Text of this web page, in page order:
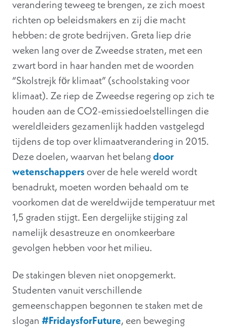
verandering teweeg te brengen, ze zich moest
richten op beleidsmakers en zij die macht
hebben: de grote bedrijven. Greta liep drie
weken lang over de Zweedse straten, met een
zwart bord in haar handen met de woorden
“Skolstrejk fӧr klimaat” (schoolstaking voor
klimaat). Ze riep de Zweedse regering op zich te
houden aan de CO2-emissiedoelstellingen die
wereldleiders gezamenlijk hadden vastgelegd
tijdens de top over klimaatverandering in 2015.
Deze doelen, waarvan het belangdoor
wetenschappersover de hele wereld wordt
benadrukt, moeten worden behaald om te
voorkomen dat de wereldwijde temperatuur met
1,5 graden stijgt. Een dergelijke stijging zal
namelijk desastreuze en onomkeerbare
gevolgen hebben voor het milieu.
De stakingen bleven niet onopgemerkt.
Studenten vanuit verschillende
gemeenschappen begonnen te staken met de
slogan #FridaysforFuture, een beweging